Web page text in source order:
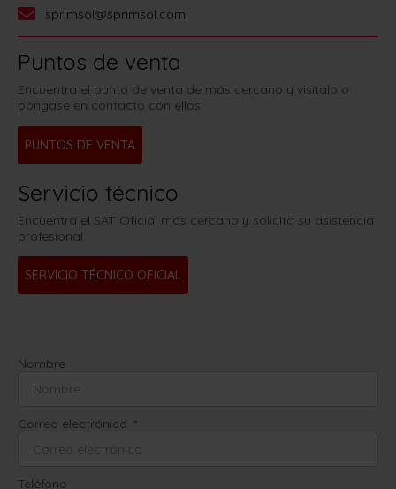
sprimsol@sprimsol.com
Puntos de venta
Encuentra el punto de venta de más cercano y visítalo o
póngase en contacto con ellos.
PUNTOS DE VENTA
Servicio técnico
Encuentra el SAT Oficial más cercano y solicita su asistencia
profesional.
SERVICIO TÉCNICO OFICIAL
Nombre
Correo electrónico
Teléfono